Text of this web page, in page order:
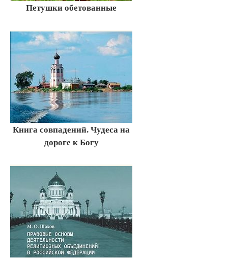
Петушки обетованные
Книга совпадений. Чудеса на
дороге к Богу